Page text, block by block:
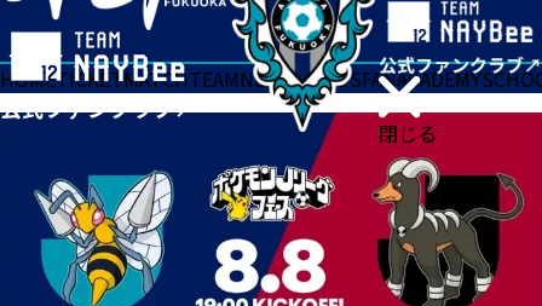
閉じる
HOMETICKETMATCHTEAMNEWSGOODSFANACADEMY